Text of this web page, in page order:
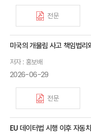
전문
미국의 개물림 사고 책임법
저자 : 홍보배
2026-06-29
전문
EU 데이터법 시행 이후 자동